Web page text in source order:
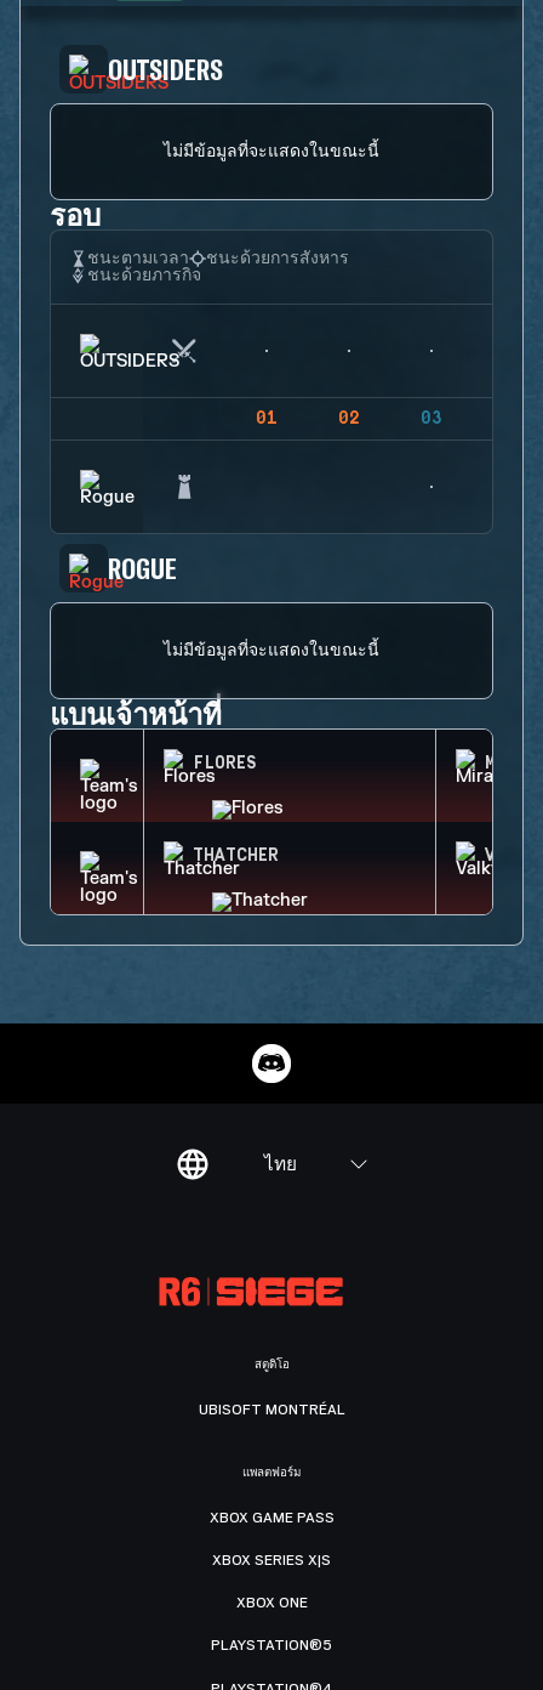
OUTSIDERS
ไม่มีข้อมูลที่จะแสดงในขณะนี้
รอบ
ชนะตามเวลา
ชนะด้วยการสังหาร
ชนะด้วยภารกิจ
01 02 03
ROGUE
ไม่มีข้อมูลที่จะแสดงในขณะนี้
แบนเจ้าหน้าที่
FLORES MIRA
THATCHER
ไทย
สตูดิโอ
UBISOFT MONTRÉAL
แพลตฟอร์ม
XBOX GAME PASS
XBOX SERIES X|S
XBOX ONE
PLAYSTATION®5